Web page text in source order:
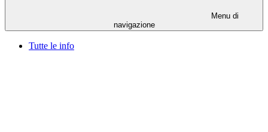
Menu di
navigazione
Tutte le info